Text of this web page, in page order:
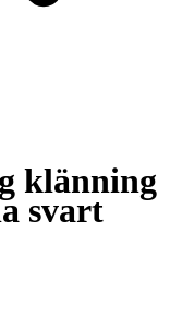
klänning
svart